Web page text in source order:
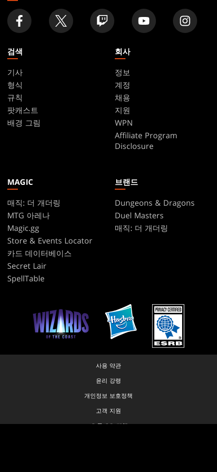
검색
기사
형식
규칙
팟캐스트
배경 그림
회사
정보
계정
채용
지원
WPN
Affiliate Program
Disclosure
MAGIC
매직: 더 개더링
MTG 아레나
Magic.gg
Store & Events Locator
카드 데이터베이스
Secret Lair
SpellTable
브랜드
Dungeons & Dragons
Duel Masters
매직: 더 개더링
사용 약관
윤리 강령
개인정보 보호정책
고객 지원
팬 콘텐츠 정책